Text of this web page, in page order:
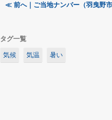
≪ 前へ｜ご当地ナンバー（羽曳野市
タグ一覧
気候 気温 暑い